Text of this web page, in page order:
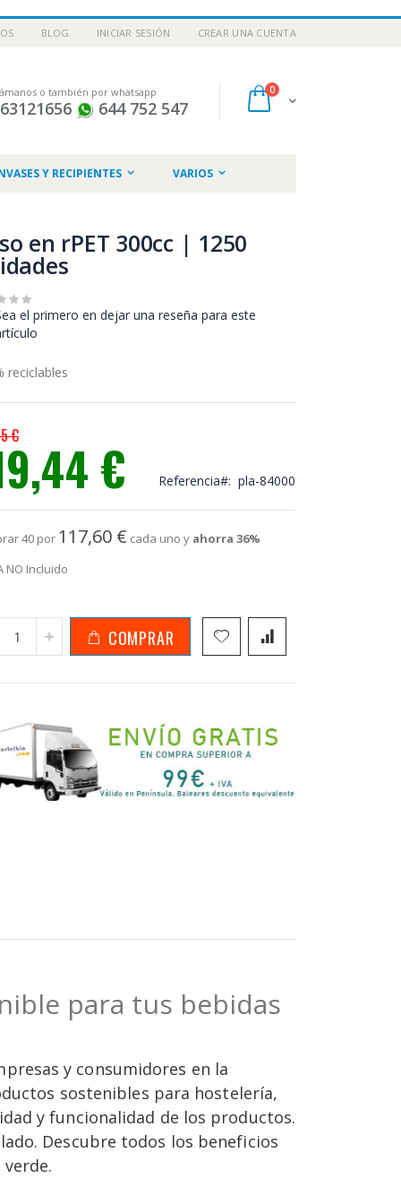
BLOG INICIAR SESIÓN CREAR UNA CUENTA
Cart
0artículos
o también por whatsapp
644 752 547
Y RECIPIENTES VARIOS
en rPET 300cc | 1250
el primero en dejar una reseña para este
reciclables
€ € Referencia pla-84000
40 por 117,60 € cada uno y ahorra36%
NO Incluido
COMPRAR
para tus bebidas
y consumidores en la
sostenibles para hostelería,
y funcionalidad de los productos.
Descubre todos los beneficios